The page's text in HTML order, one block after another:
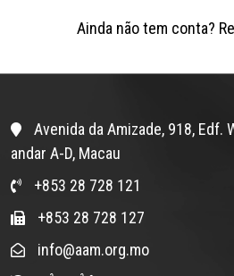
Ainda não tem conta?
Avenida da Amizade, 918, Edf.
andar A-D, Macau
+853 28 728 121
+853 28 728 127
info@aam.org.mo